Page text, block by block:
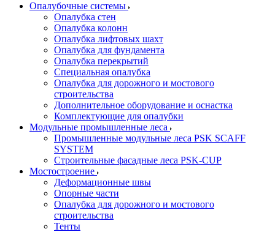
Опалубочные системы
Опалубка стен
Опалубка колонн
Опалубка лифтовых шахт
Опалубка для фундамента
Опалубка перекрытий
Специальная опалубка
Опалубка для дорожного и мостового
строительства
Дополнительное оборудование и оснастка
Комплектующие для опалубки
Модульные промышленные леса
Промышленные модульные леса PSK SCAFF
SYSTEM
Строительные фасадные леса PSK-CUP
Мостостроение
Деформационные швы
Опорные части
Опалубка для дорожного и мостового
строительства
Тенты